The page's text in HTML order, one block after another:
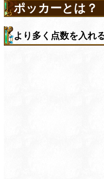
ポッカーとは？
より多く点数を入れ